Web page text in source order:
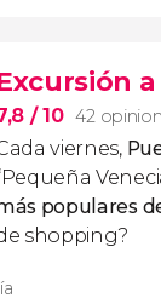
/ 10 42
viernes,
populares
shopping?